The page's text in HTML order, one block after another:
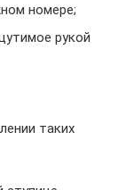
номере;
рукой
таких